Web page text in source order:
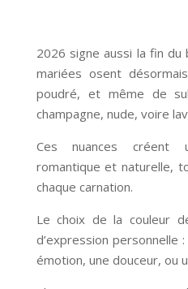
2026 signe aussi la fin du
mariées osent
poudré, et même de
champagne, nude, voire
Ces nuances créent
romantique et naturelle,
chaque carnation.
Le choix de la couleur
d’expression personnelle
émotion, une douceur, ou